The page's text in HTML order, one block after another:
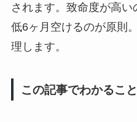
されます。致命度が高
低6ヶ月空けるのが原則
理します。
この記事でわかること